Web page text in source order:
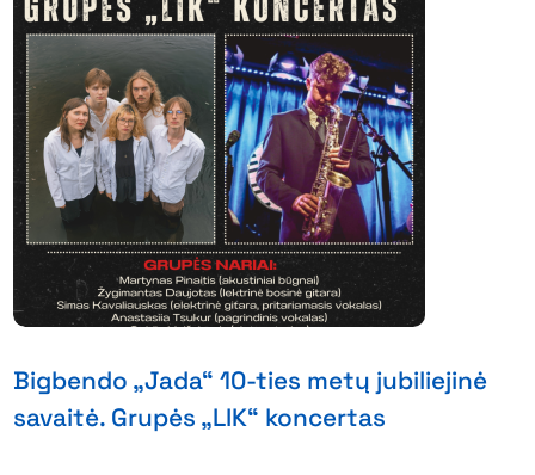
Bigbendo „Jada“ 10-ties metų jubiliejinė
savaitė. Grupės „LIK“ koncertas